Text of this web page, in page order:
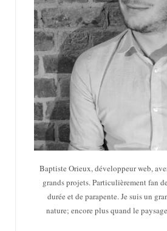
Baptiste Orieux, développeur web,
grands projets. Particulièrement fan
durée et de parapente. Je suis un
nature; encore plus quand le